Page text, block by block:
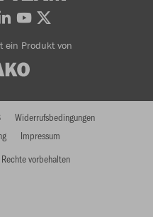
ein Produkt von
vorbehalten
Widerrufsbedingungen
Impressum